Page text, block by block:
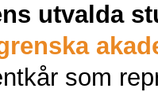
utvalda
som